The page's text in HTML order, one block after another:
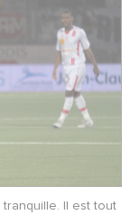
Il est tout